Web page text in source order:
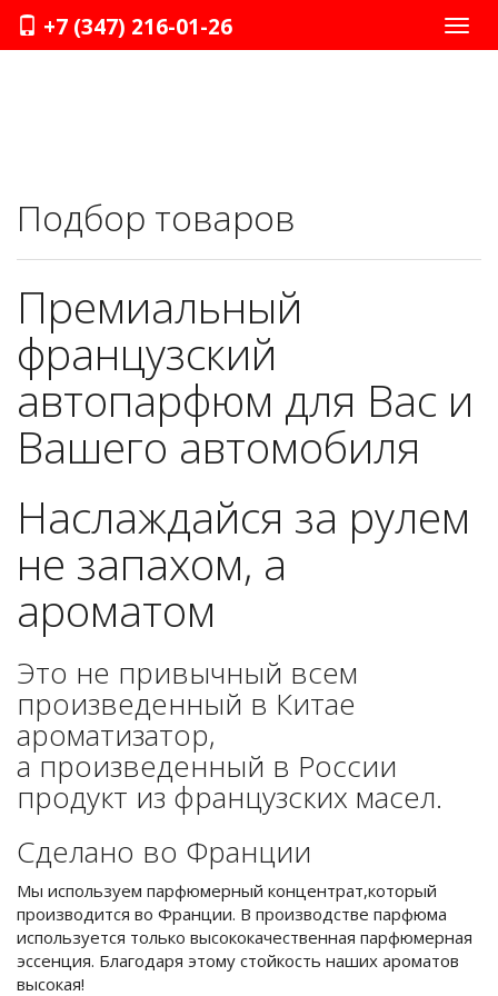
+7 (347) 216-01-26
Подбор товаров
Премиальный
французский
автопарфюм для Вас и
Вашего автомобиля
Наслаждайся за рулем
не запахом, а
ароматом
Это не привычный всем
произведенный в Китае
ароматизатор,
а произведенный в России
продукт из французских масел.
Сделано во Франции
Мы используем парфюмерный концентрат,который
производится во Франции. В производстве парфюма
используется только высококачественная парфюмерная
эссенция. Благодаря этому стойкость наших ароматов
высокая!